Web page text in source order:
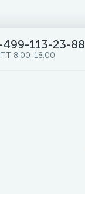
499-113-23-88
8:00-18:00